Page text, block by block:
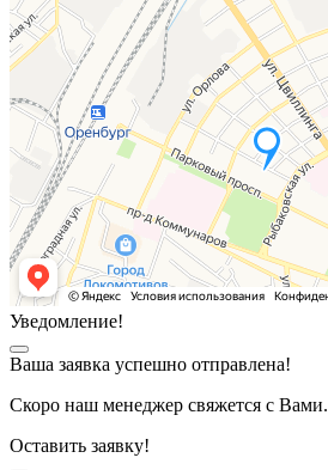
Уведомление!
Ваша заявка успешно отправлена!
Скоро наш менеджер свяжется с Вами.
Оставить заявку!